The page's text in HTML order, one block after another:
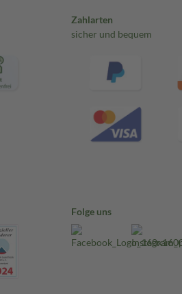
Zahlarten
sicher und bequem
Folge uns